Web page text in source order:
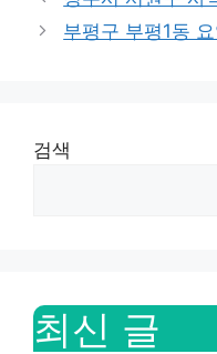
부평구 부평1동
검색
최신 글